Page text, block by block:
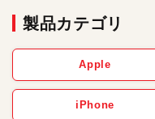
製品カテゴリ
Apple
iPhone